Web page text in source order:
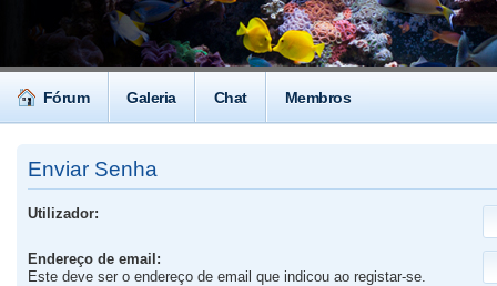
Fórum Galeria Chat Membros
Enviar Senha
Utilizador:
Endereço de email:
Este deve ser o endereço de email que indicou ao registar-se.